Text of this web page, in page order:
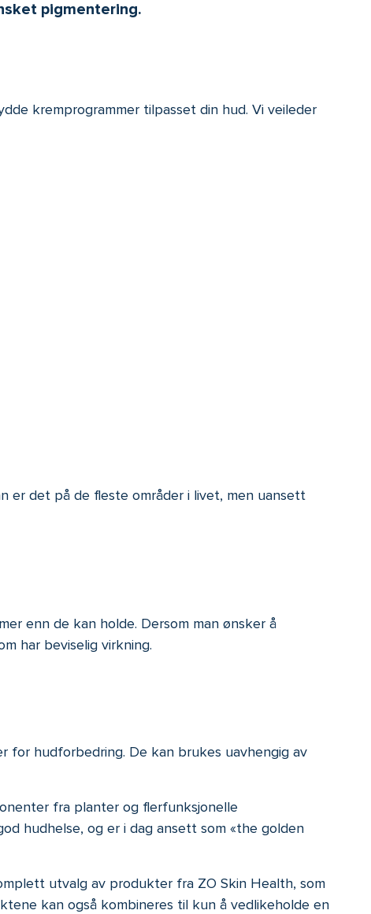
pigmentering.
kremprogrammer tilpasset din hud. Vi veileder
er det på de fleste områder i livet, men uansett
enn de kan holde. Dersom man ønsker å
har beviselig virkning.
for hudforbedring. De kan brukes uavhengig av
fra planter og flerfunksjonelle
hudhelse, og er i dag ansett som «the golden
utvalg av produkter fra ZO Skin Health, som
kan også kombineres til kun å vedlikeholde en